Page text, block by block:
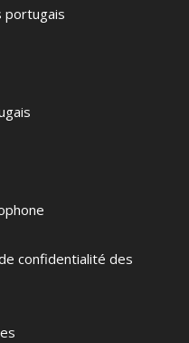
portugais
confidentialité des